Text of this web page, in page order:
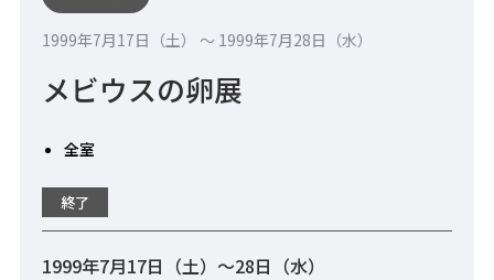
1999年7月17日（土） 〜 1999年7月28日（水）
メビウスの卵展
全室
終了
1999年7月17日（土）～28日（水）